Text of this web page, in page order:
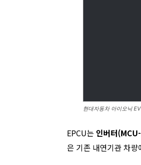
현대자동차 아이오닉
EPCU는 인버터
은 기존 내연기관 차